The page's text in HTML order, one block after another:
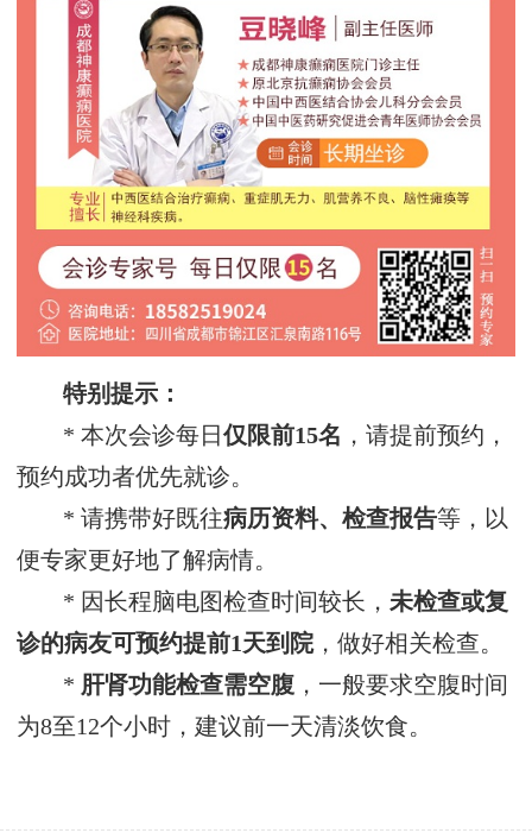
特别提示：
* 本次会诊每日仅限前15名 ，请提前预约，
预约成功者优先就诊。
* 请携带好既往病历资料、检查报告等，以
便专家更好地了解病情。
* 因长程脑电图检查时间较长，未检查或复
诊的病友可预约提前1天到院，做好相关检查。
* 肝肾功能检查需空腹 ，一般要求空腹时间
为8至12个小时，建议前一天清淡饮食。